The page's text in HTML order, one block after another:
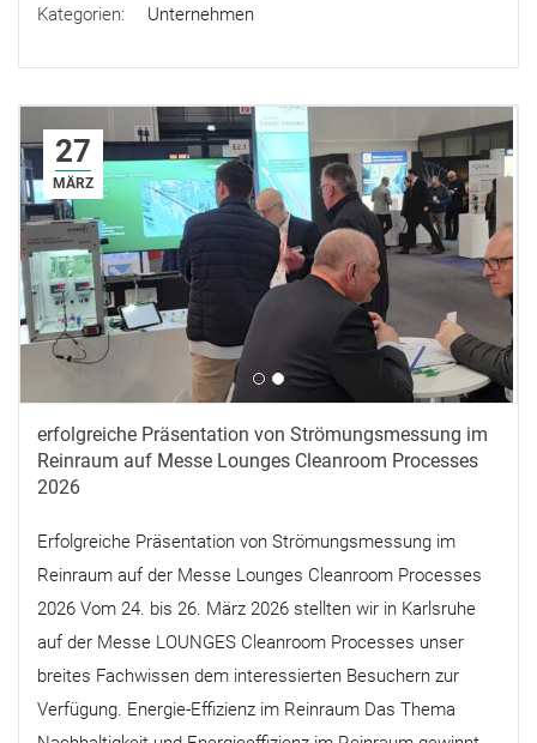
Kategorien: Unternehmen
27
MÄRZ
erfolgreiche Präsentation von Strömungsmessung im
Reinraum auf Messe Lounges Cleanroom Processes
2026
Erfolgreiche Präsentation von Strömungsmessung im
Reinraum auf der Messe Lounges Cleanroom Processes
2026 Vom 24. bis 26. März 2026 stellten wir in Karlsruhe
auf der Messe LOUNGES Cleanroom Processes unser
breites Fachwissen dem interessierten Besuchern zur
Verfügung. Energie-Effizienz im Reinraum Das Thema